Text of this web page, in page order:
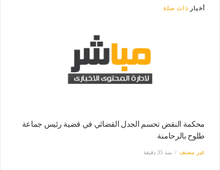
أخبار ذات صلة
محكمة النقض تحسم الجدل القضائي في قضية رئيس جماعة
طلوح بالرحامنة
غير مصنف منذ 35 دقيقة